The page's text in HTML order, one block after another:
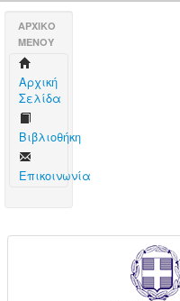
AΡΧΙΚΟ
ΜΕΝΟΥ
Aρχική
Σελίδα
Βιβλιοθήκη
Επικοινωνία